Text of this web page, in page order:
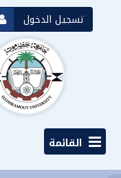
تسجيل الدخول
القائمة